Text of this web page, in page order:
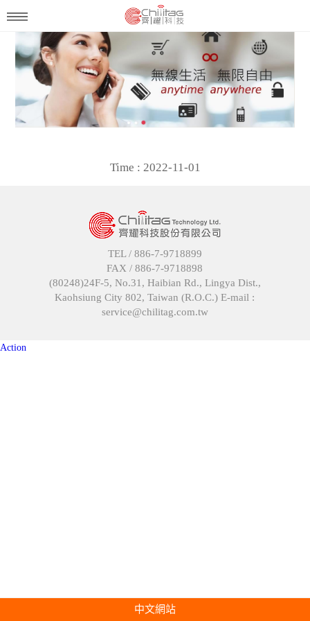
Time : 2022-11-01
TEL / 886-7-9718899
FAX /886-7-9718898
(80248)24F-5, No.31, Haibian Rd., Lingya Dist.,
Kaohsiung City 802, Taiwan (R.O.C.) E-mail :
service@chilitag.com.tw
中文網站
Action